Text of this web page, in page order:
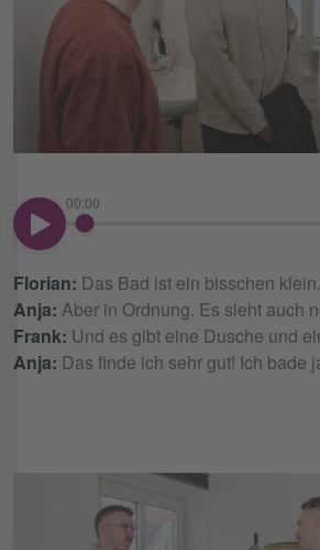
00:00
00:00
Florian: Das Bad ist ein bisschen klein.
Anja: Aber in Ordnung. Es sieht auch
Frank: Und es gibt eine Dusche und
Anja: Das finde ich sehr gut! Ich bade